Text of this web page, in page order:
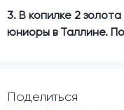
3. В копилке 2
юниоры в Таллине.
Поделиться